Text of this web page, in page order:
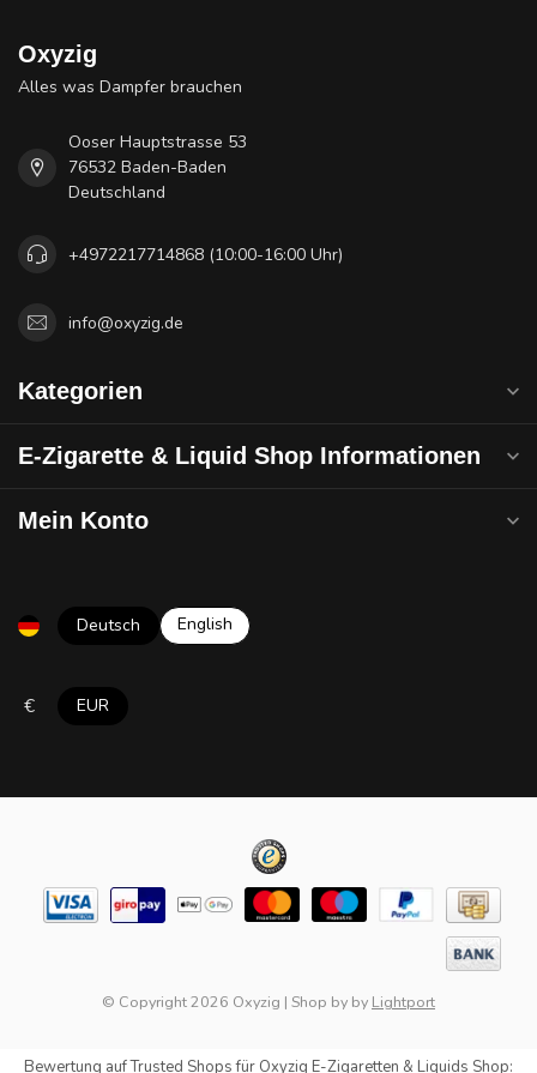
Oxyzig
Alles was Dampfer brauchen
Ooser Hauptstrasse 53
76532 Baden-Baden
Deutschland
+4972217714868 (10:00-16:00 Uhr)
info@oxyzig.de
Kategorien
E-Zigarette & Liquid Shop Informationen
Mein Konto
Deutsch English
€ EUR
© Copyright 2026 Oxyzig | Shop by by Lightport
Bewertung aufTrusted Shopsfür Oxyzig E-Zigaretten & Liquids Shop: